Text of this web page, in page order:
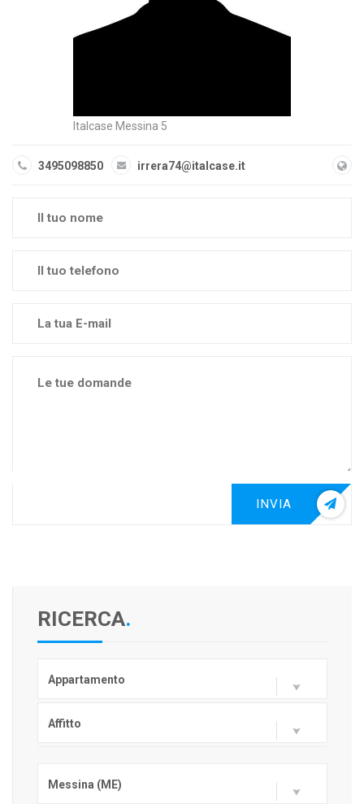
Italcase Messina 5
3495098850 irrera74@italcase.it
INVIA
RICERCA.
Appartamento
Affitto
Messina (ME)